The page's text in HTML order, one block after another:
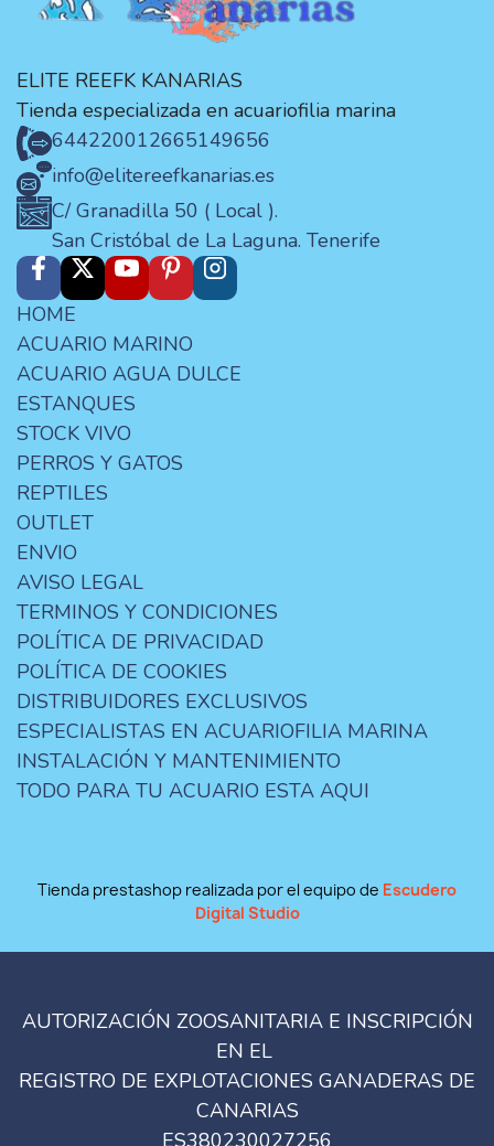
ELITE REEFK KANARIAS
Tienda especializada en acuariofilia marina
644220012665149656
info@elitereefkanarias.es
C/ Granadilla 50 ( Local ).
San Cristóbal de La Laguna. Tenerife
HOME
ACUARIO MARINO
ACUARIO AGUA DULCE
ESTANQUES
STOCK VIVO
PERROS Y GATOS
REPTILES
OUTLET
ENVIO
AVISO LEGAL
TERMINOS Y CONDICIONES
POLÍTICA DE PRIVACIDAD
POLÍTICA DE COOKIES
DISTRIBUIDORES EXCLUSIVOS
ESPECIALISTAS EN ACUARIOFILIA MARINA
INSTALACIÓN Y MANTENIMIENTO
TODO PARA TU ACUARIO ESTA AQUI
Tienda prestashop realizada por el equipo de Escudero
Digital Studio
AUTORIZACIÓN ZOOSANITARIA E INSCRIPCIÓN
EN EL
REGISTRO DE EXPLOTACIONES GANADERAS DE
CANARIAS
ES380230027256